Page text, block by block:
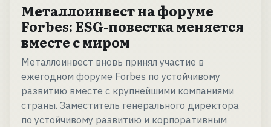
Металлоинвест на форуме
Forbes: ESG-повестка меняется
вместе с миром
Металлоинвест вновь принял участие в
ежегодном форуме Forbes по устойчивому
развитию вместе с крупнейшими компаниями
страны. Заместитель генерального директора
по устойчивому развитию и корпоративным